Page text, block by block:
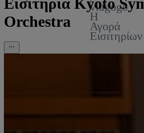
viagogo
Η
Αγορά
Εισιτηρίων
Εισιτήρια Kyoto
Orchestra